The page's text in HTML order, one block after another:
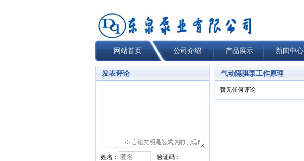
网站首页 公司介绍 产品展示 新闻中心
发表评论
姓名： 验证码：
气动隔膜泵工作原理
暂无任何评论